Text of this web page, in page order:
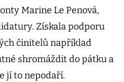
Marine Le Penová,
Získala podporu
činitelů například
shromáždit do pátku a
jí to nepodaří.